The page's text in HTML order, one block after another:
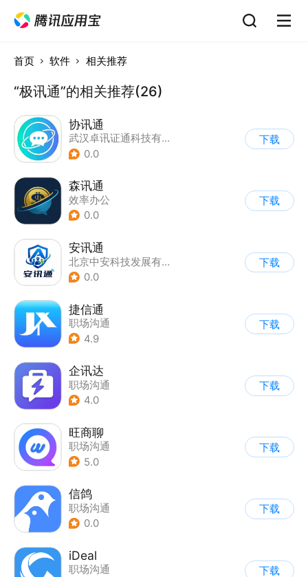
首页 软件 相关推荐
“极讯通”的相关推荐(26)
协讯通
武汉卓讯证通科技有限公司
0.0
下载
森讯通
效率办公
0.0
下载
安讯通
北京中安科技发展有限公司
0.0
下载
捷信通
职场沟通
4.9
下载
企讯达
职场沟通
4.0
下载
旺商聊
职场沟通
5.0
下载
信鸽
职场沟通
0.0
下载
iDeal
职场沟通
下载